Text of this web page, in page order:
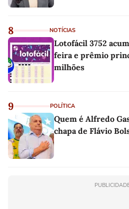
8 NOTÍCIAS
Lotofácil 3752
feira e prêmio
milhões
9 POLÍTICA
Quem é Alfredo
chapa de Flávio